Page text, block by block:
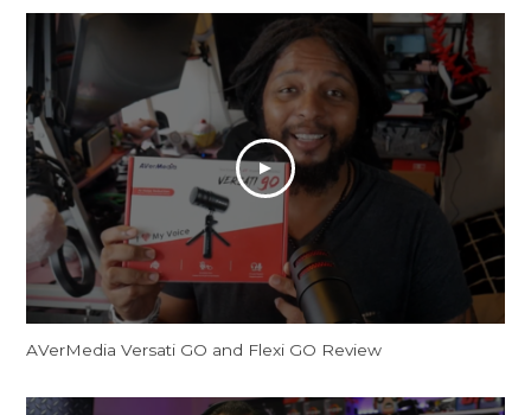
AVerMedia Versati GO and Flexi GO Review